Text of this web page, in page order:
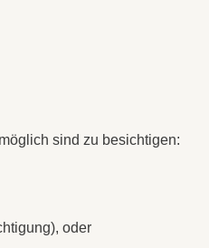
sind zu besichtigen:
oder